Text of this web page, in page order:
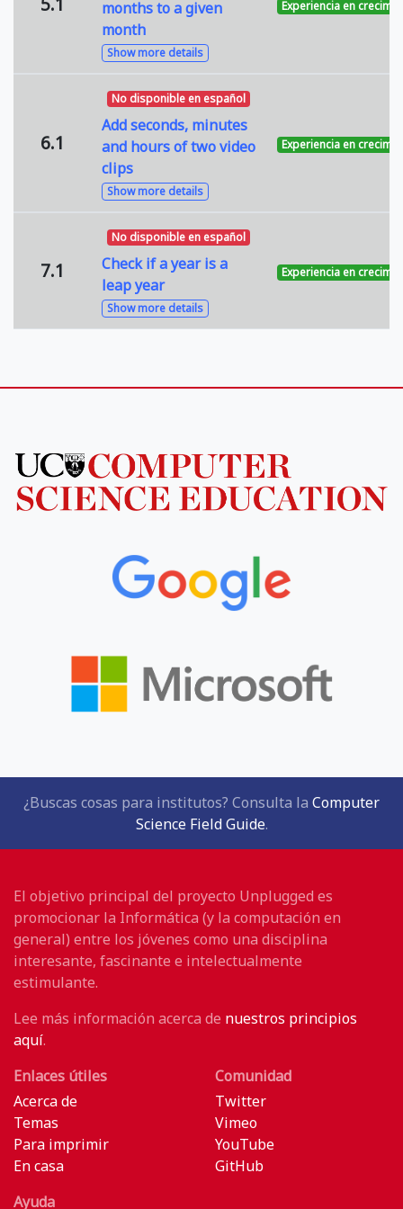
months to a given
month
Show more details
Experiencia en
6.1
No disponible en español
Add seconds, minutes
and hours of two video
clips
Show more details
Experiencia en
7.1
No disponible en español
Check if a year is a
leap year
Show more details
Experiencia en
¿Buscas cosas para institutos? Consulta la Computer
Science Field Guide.
El objetivo principal del proyecto Unplugged es
promocionar la Informática (y la computación en
general) entre los jóvenes como una disciplina
interesante, fascinante e intelectualmente
estimulante.
Lee más información acerca de nuestros principios
aquí.
Enlaces útiles
Acerca de
Temas
Para imprimir
En casa
Comunidad
Twitter
Vimeo
YouTube
GitHub
Ayuda